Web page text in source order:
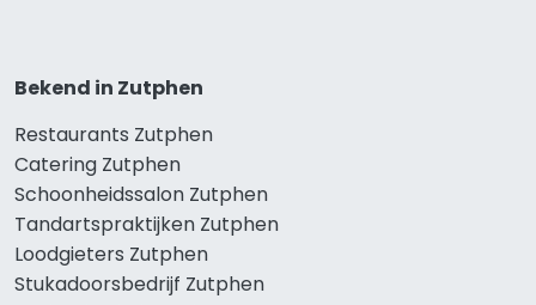
Bekend in Zutphen
Restaurants Zutphen
Catering Zutphen
Schoonheidssalon Zutphen
Tandartspraktijken Zutphen
Loodgieters Zutphen
Stukadoorsbedrijf Zutphen